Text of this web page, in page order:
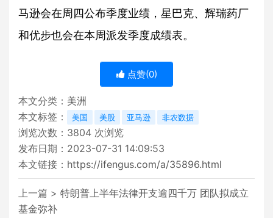
马逊会在周四公布季度业绩，星巴克、辉瑞药厂
和优步也会在本周派发季度成绩表。
点赞(0)
本文分类： 美洲
本文标签：
美国 美股 亚马逊 非农数据
浏览次数： 3804 次浏览
发布日期：2023-07-31 14:09:53
本文链接： https://ifengus.com/a/35896.html
上一篇 > 特朗普上半年法律开支逾四千万 团队拟成立
基金弥补